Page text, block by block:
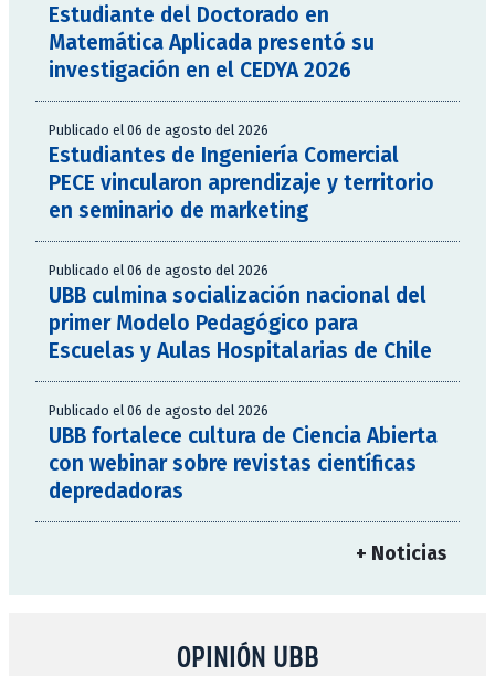
Estudiante del Doctorado en
Matemática Aplicada presentó su
investigación en el CEDYA 2026
Publicado el 06 de agosto del 2026
Estudiantes de Ingeniería Comercial
PECE vincularon aprendizaje y territorio
en seminario de marketing
Publicado el 06 de agosto del 2026
UBB culmina socialización nacional del
primer Modelo Pedagógico para
Escuelas y Aulas Hospitalarias de Chile
Publicado el 06 de agosto del 2026
UBB fortalece cultura de Ciencia Abierta
con webinar sobre revistas científicas
depredadoras
+ Noticias
OPINIÓN UBB